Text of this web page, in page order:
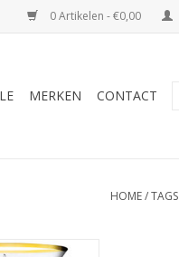
0 Artikelen - €0,00
MERKEN CONTACT
HOME/TAGS
glas met gouden